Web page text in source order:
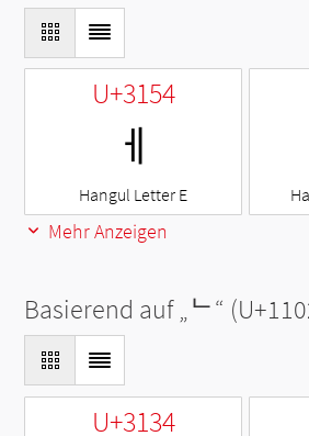
U+3154
ㅔ
Hangul Letter E
Mehr Anzeigen
Basierend auf „ᄂ“
U+3134